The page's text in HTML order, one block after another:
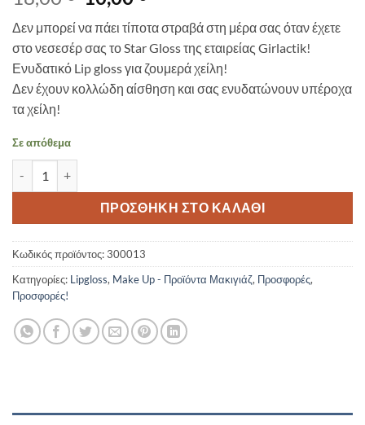
price
was:
18,00 €.
τρέχουσα
τιμή
είναι:
10,00 €.
Δεν μπορεί να πάει τίποτα στραβά στη μέρα σας όταν έχετε
στο νεσεσέρ σας το Star Gloss της εταιρείας Girlactik!
Ενυδατικό Lip gloss για ζουμερά χείλη!
Δεν έχουν κολλώδη αίσθηση και σας ενυδατώνουν υπέροχα
τα χείλη!
Σε απόθεμα
ΠΡΟΣΘΉΚΗ ΣΤΟ ΚΑΛΆΘΙ
Κωδικός προϊόντος:300013
Κατηγορίες: Lipgloss, Make Up - Προϊόντα Μακιγιάζ, Προσφορές,
Προσφορές!